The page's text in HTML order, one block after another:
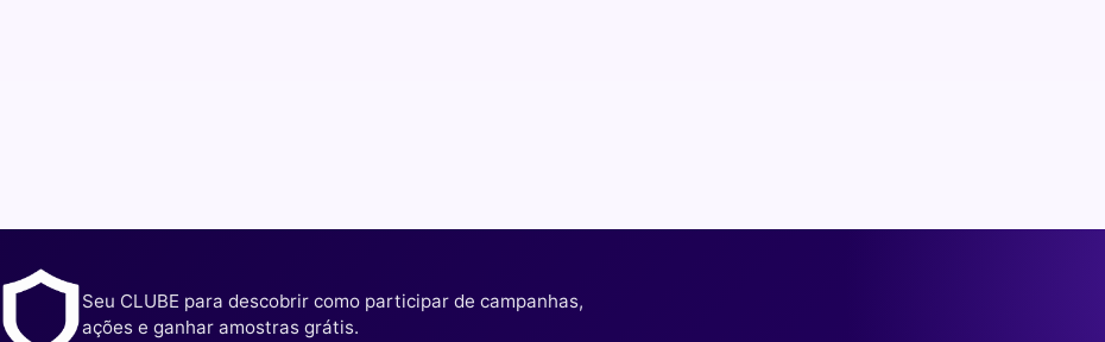
Seu CLUBE para descobrir como participar de campanhas,
ações e ganhar amostras grátis.